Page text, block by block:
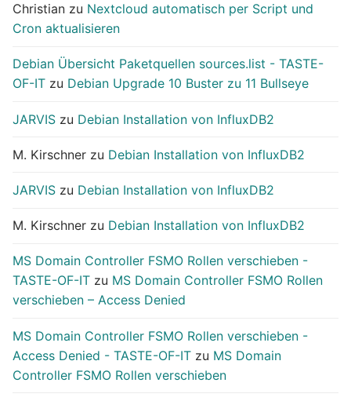
Christian zu Nextcloud automatisch per Script und
Cron aktualisieren
Debian Übersicht Paketquellen sources.list - TASTE-
OF-IT zu Debian Upgrade 10 Buster zu 11 Bullseye
JARVIS zu Debian Installation von InfluxDB2
M. Kirschner zu Debian Installation von InfluxDB2
JARVIS zu Debian Installation von InfluxDB2
M. Kirschner zu Debian Installation von InfluxDB2
MS Domain Controller FSMO Rollen verschieben -
TASTE-OF-IT zu MS Domain Controller FSMO Rollen
verschieben – Access Denied
MS Domain Controller FSMO Rollen verschieben -
Access Denied - TASTE-OF-IT zu MS Domain
Controller FSMO Rollen verschieben